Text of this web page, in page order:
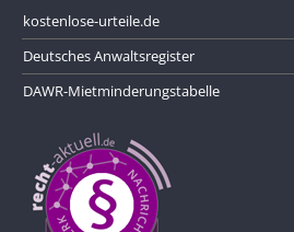
kostenlose-urteile.de
Deutsches Anwaltsregister
DAWR-Mietminderungstabelle